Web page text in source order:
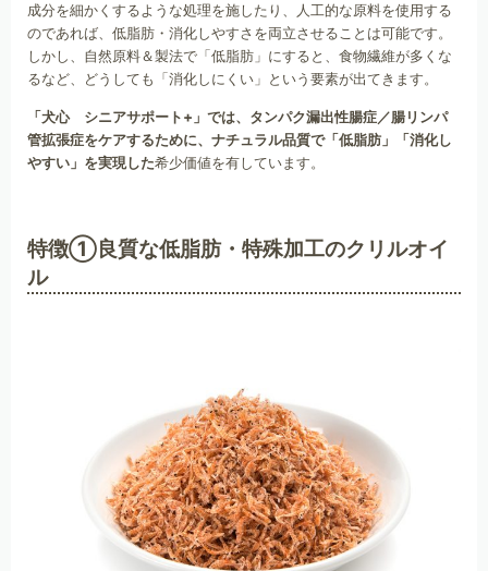
成分を細かくするような処理を施したり、人工的な原料を使用する
のであれば、低脂肪・消化しやすさを両立させることは可能です。
しかし、自然原料＆製法で「低脂肪」にすると、食物繊維が多くな
るなど、どうしても「消化しにくい」という要素が出てきます。
「犬心 シニアサポート+」では、タンパク漏出性腸症／腸リンパ
管拡張症をケアするために、ナチュラル品質で「低脂肪」「消化し
やすい」を実現した希少価値を有しています。
特徴①良質な低脂肪・特殊加工のクリルオイ
ル